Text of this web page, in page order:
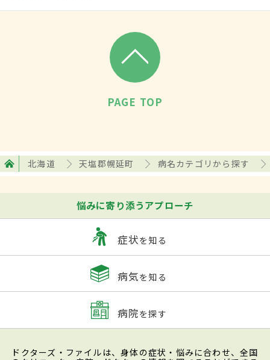
PAGE TOP
北海道 天塩郡幌延町 病名カテゴリから探す
悩みに寄り添うアプローチ
症状を知る
病気を知る
病院を探す
ドクターズ・ファイルは、身体の症状・悩みに合わせ、全国